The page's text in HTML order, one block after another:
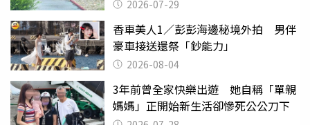
2026-07-29
香車美人1／彭彭海邊秘境外拍 男伴
豪車接送還祭「鈔能力」
2026-08-04
3年前曾全家快樂出遊 她自稱「單親
媽媽」正開始新生活卻慘死公公刀下